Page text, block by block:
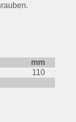
mm
110